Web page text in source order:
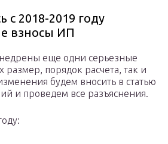
с 2018-2019 году
взносы ИП
еще одни серьезные
размер, порядок расчета, так и
будем вносить в статью
и проведем все разъяснения.